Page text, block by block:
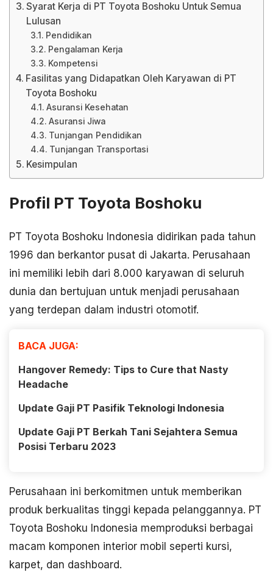
Syarat Kerja di PT Toyota Boshoku Untuk Semua
Lulusan
Pendidikan
Pengalaman Kerja
Kompetensi
Fasilitas yang Didapatkan Oleh Karyawan di PT
Toyota Boshoku
Asuransi Kesehatan
Asuransi Jiwa
Tunjangan Pendidikan
Tunjangan Transportasi
Kesimpulan
Profil PT Toyota Boshoku
PT Toyota Boshoku Indonesia didirikan pada tahun
1996 dan berkantor pusat di Jakarta. Perusahaan
ini memiliki lebih dari 8.000 karyawan di seluruh
dunia dan bertujuan untuk menjadi perusahaan
yang terdepan dalam industri otomotif.
BACA JUGA:
Hangover Remedy: Tips to Cure that Nasty
Headache
Update Gaji PT Pasifik Teknologi Indonesia
Update Gaji PT Berkah Tani Sejahtera Semua
Posisi Terbaru 2023
Perusahaan ini berkomitmen untuk memberikan
produk berkualitas tinggi kepada pelanggannya. PT
Toyota Boshoku Indonesia memproduksi berbagai
macam komponen interior mobil seperti kursi,
karpet, dan dashboard.